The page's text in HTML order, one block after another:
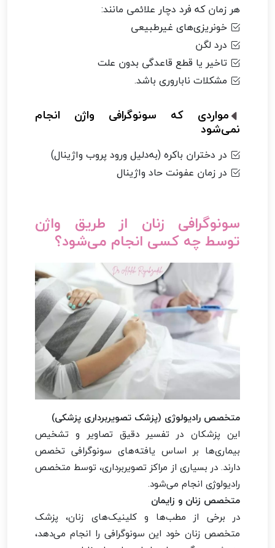
هر زمان که فرد دچار علائمی مانند:
خونریزی‌های غیرطبیعی
درد لگن
تاخیر یا قطع قاعدگی بدون علت
مشکلات ناباروری باشد.
مواردی که سونوگرافی واژن انجام
نمی‌شود
در دختران باکره (به‌دلیل ورود پروب واژینال)
در زمان عفونت حاد واژینال
سونوگرافی زنان از طریق واژن
توسط چه کسی انجام می‌شود؟
متخصص رادیولوژی (پزشک تصویربرداری پزشکی)
این پزشکان در تفسیر دقیق تصاویر و تشخیص
بیماری‌ها بر اساس یافته‌های سونوگرافی تخصص
دارند. در بسیاری از مراکز تصویربرداری، توسط متخصص
رادیولوژی انجام می‌شود.
متخصص زنان و زایمان
در برخی از مطب‌ها و کلینیک‌های زنان، پزشک
متخصص زنان خود این سونوگرافی را انجام می‌دهد،